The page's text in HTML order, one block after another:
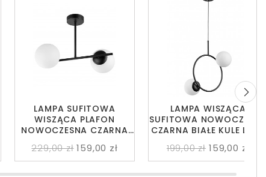
LAMPA SUFITOWA
WISZĄCA PLAFON
NOWOCZESNA CZARNA
229,00 zł 159,00 zł
LAMPA WISZĄCA
SUFITOWA
CZARNA BIAŁE KULE LEDO
199,00 zł 159,00 zł